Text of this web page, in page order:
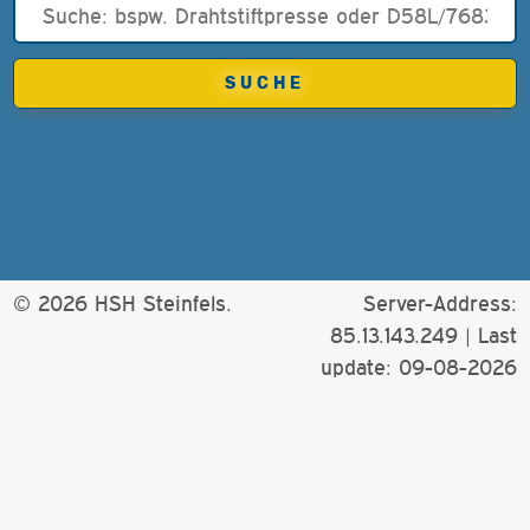
© 2026 HSH Steinfels.
Server-Address:
85.13.143.249 | Last
update: 09-08-2026